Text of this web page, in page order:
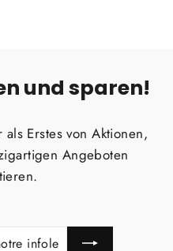
und sparen!
Erstes von Aktionen,
Angeboten
INSCRIVEZ-
VOUS
S'INSCRIRE